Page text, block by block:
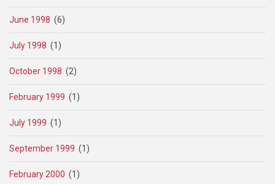
June 1998 (6)
July 1998 (1)
October 1998 (2)
February 1999 (1)
July 1999 (1)
September 1999 (1)
February 2000 (1)